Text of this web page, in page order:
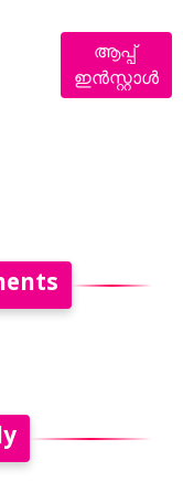
ആപ്പ്
ഇൻസ്റ്റാൾ